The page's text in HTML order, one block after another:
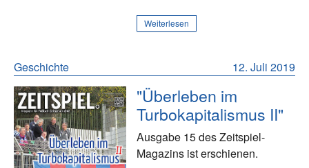
Weiterlesen
12. Juli 2019
Geschichte
"Überleben im
Turbokapitalismus II"
Ausgabe 15 des Zeitspiel-
Magazins ist erschienen.